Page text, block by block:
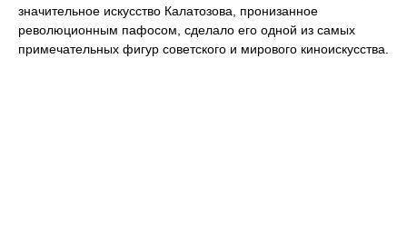
значительное искусство Калатозова, пронизанное
революционным пафосом, сделало его одной из самых
примечательных фигур советского и мирового киноискусства.